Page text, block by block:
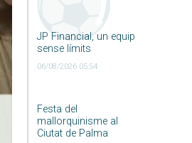
JP Financial, un equip
sense límits
06/08/2026 05:54
Festa del
mallorquinisme al
Ciutat de Palma